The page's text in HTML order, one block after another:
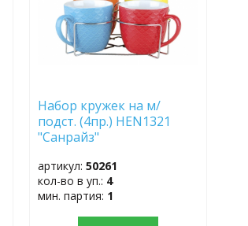
Набор кружек на м/
подст. (4пр.) HEN1321
"Санрайз"
артикул: 50261
кол-во в уп.: 4
мин. партия: 1